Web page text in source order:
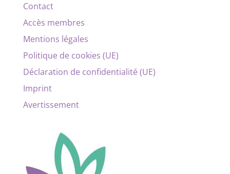
Contact
Accès membres
Mentions légales
Politique de cookies (UE)
Déclaration de confidentialité (UE)
Imprint
Avertissement